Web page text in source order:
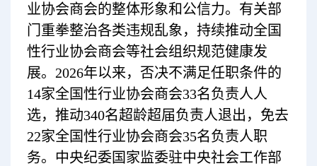
业协会商会的整体形象和公信力。有关部
门重拳整治各类违规乱象，持续推动全国
性行业协会商会等社会组织规范健康发
展。2026年以来，否决不满足任职条件的
14家全国性行业协会商会33名负责人人
选，推动340名超龄超届负责人退出，免去
22家全国性行业协会商会35名负责人职
务。中央纪委国家监委驻中央社会工作部